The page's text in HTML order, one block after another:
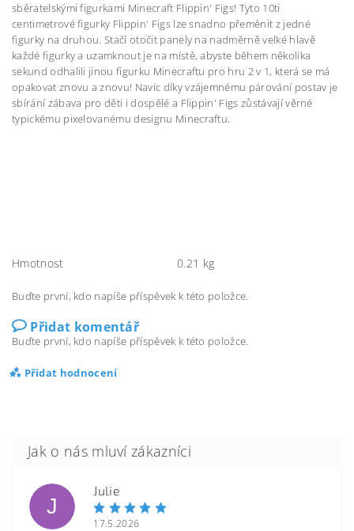
sběratelskými figurkami Minecraft Flippin' Figs! Tyto 10ti
centimetrové figurky Flippin' Figs lze snadno přeměnit z jedné
figurky na druhou. Stačí otočit panely na nadměrně velké hlavě
každé figurky a uzamknout je na místě, abyste během několika
sekund odhalili jinou figurku Minecraftu pro hru 2 v 1, která se má
opakovat znovu a znovu! Navíc díky vzájemnému párování postav je
sbírání zábava pro děti i dospělé a Flippin' Figs zůstávají věrné
typickému pixelovanému designu Minecraftu.
Hmotnost 0.21 kg
Buďte první, kdo napíše příspěvek k této položce.
Přidat komentář
Buďte první, kdo napíše příspěvek k této položce.
Přidat hodnocení
J
Julie
17.5.2026